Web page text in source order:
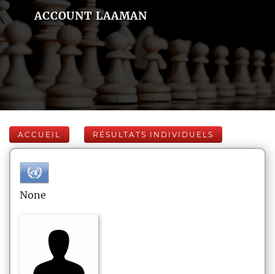
ACCOUNT LAAMAN
ACCUEIL RÉSULTATS INDIVIDUELS
None